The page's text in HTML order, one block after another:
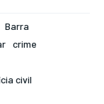
Barra
crime
civil